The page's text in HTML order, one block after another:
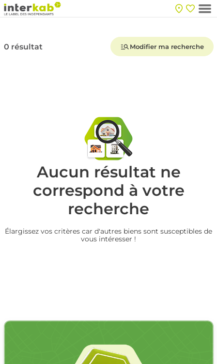
0 résultat Modifier ma recherche
Aucun résultat ne
correspond à votre
recherche
Élargissez vos critères car d'autres biens sont susceptibles de
vous intéresser !